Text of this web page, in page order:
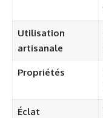
Utilisation
artisanale
Propriétés
Éclat